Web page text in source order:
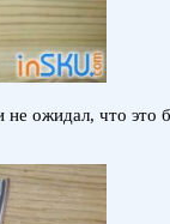
ожидал, что